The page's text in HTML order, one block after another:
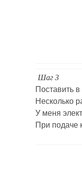
Шаг 3
Поставить
Несколько
У меня
При подаче